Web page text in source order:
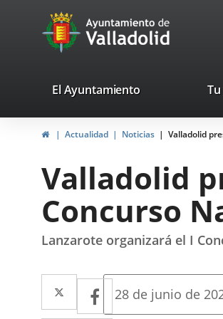
Portal
Web
Ayuntamiento
de
valladolid.es
El Ayuntamiento
InicioActualidad Noticias Valladolid
Valladolid
Concurso
Lanzarote organizará el I
Twitter
Enlace
a
Facebook
Enlace
Fecha
28 de junio de